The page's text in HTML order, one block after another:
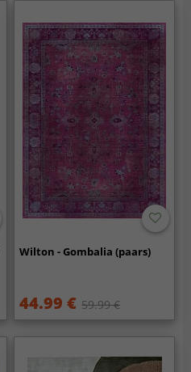
Wilton - Gombalia (paars)
44.99 € 59.99 €